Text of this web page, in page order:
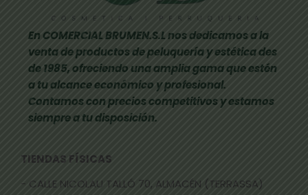
En COMERCIAL BRUMEN.S.L nos dedicamos a la
venta de productos de peluquería y estética des
de 1985, ofreciendo una amplia gama que estén
a tu alcance económico y profesional.
Contamos con precios competitivos y estamos
siempre a tu disposición.
TIENDAS FÍSICAS
- CALLE NICOLAU TALLÓ 70, ALMACÉN (TERRASSA)